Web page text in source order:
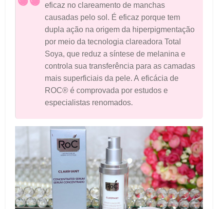
eficaz no clareamento de manchas
causadas pelo sol. É eficaz porque tem
dupla ação na origem da hiperpigmentação
por meio da tecnologia clareadora Total
Soya, que reduz a síntese de melanina e
controla sua transferência para as camadas
mais superficiais da pele. A eficácia de
ROC® é comprovada por estudos e
especialistas renomados.